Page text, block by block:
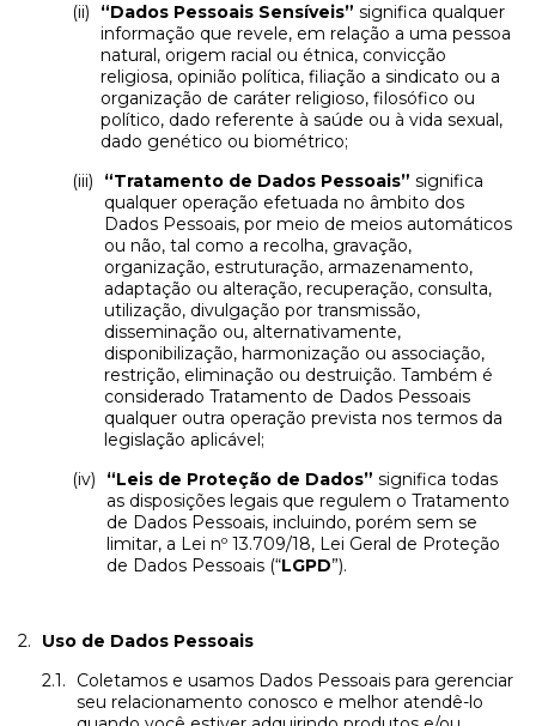
“Dados Pessoais Sensíveis” significa qualquer
informação que revele, em relação a uma pessoa
natural, origem racial ou étnica, convicção
religiosa, opinião política, filiação a sindicato ou a
organização de caráter religioso, filosófico ou
político, dado referente à saúde ou à vida sexual,
dado genético ou biométrico;
“Tratamento de Dados Pessoais” significa
qualquer operação efetuada no âmbito dos
Dados Pessoais, por meio de meios automáticos
ou não, tal como a recolha, gravação,
organização, estruturação, armazenamento,
adaptação ou alteração, recuperação, consulta,
utilização, divulgação por transmissão,
disseminação ou, alternativamente,
disponibilização, harmonização ou associação,
restrição, eliminação ou destruição. Também é
considerado Tratamento de Dados Pessoais
qualquer outra operação prevista nos termos da
legislação aplicável;
“Leis de Proteção de Dados” significa todas
as disposições legais que regulem o Tratamento
de Dados Pessoais, incluindo, porém sem se
limitar, a Lei nº 13.709/18, Lei Geral de Proteção
de Dados Pessoais (“LGPD”).
Uso de Dados Pessoais
Coletamos e usamos Dados Pessoais para gerenciar
seu relacionamento conosco e melhor atendê-lo